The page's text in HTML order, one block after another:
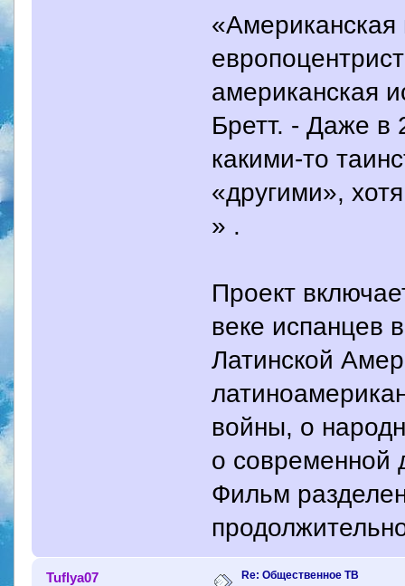
«Американская
американская
Бретт. - Даже в
какими-то
«другими»,
» .
Проект
веке испанцев
Латинской
войны, о
о современной
Фильм
Tuflya07 Re: Общественное ТВ